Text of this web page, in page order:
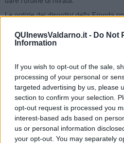
QUInewsValdarno.it - Do Not
Information
If you wish to opt-out of the sale,
processing of your personal or
targeted advertising by us, please
section to confirm your selection.
opt-out request is processed you
interest-based ads based on
us or personal information
your opt-out. You may separately
Le notizie dei disordini della Fronda
problema di non essere stati pagati
truppe e da alcuni ufficiali con la
consegnarsi ai nemici, se non fosse
Il giorno stabilito il De Nouailles, con
millecinquecento che formavano la
bandiere e ‘a tamburo battente’, esce
con al seguito diversi carri con circa
infermi. I Francesi ricevono l’onore
e si imbarcano sui legni spagnoli alla
quadriennale possedimento della
gigli di Francia.